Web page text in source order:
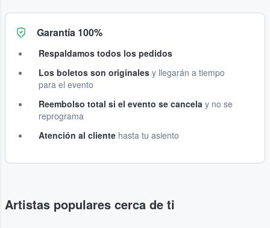
Garantía 100%
Respaldamos todos los pedidos
Los boletos son originales y llegarán a tiempo
para el evento
Reembolso total si el evento se cancela y no se
reprograma
Atención al cliente hasta tu asiento
Artistas populares cerca de ti